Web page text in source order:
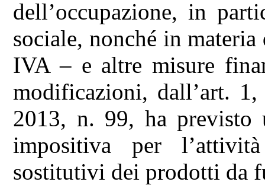
dell’occupazione, in
sociale, nonché in
IVA ‒ e altre misure
modificazioni, dall’art.
2013, n. 99, ha previsto
impositiva per
sostitutivi dei prodotti da